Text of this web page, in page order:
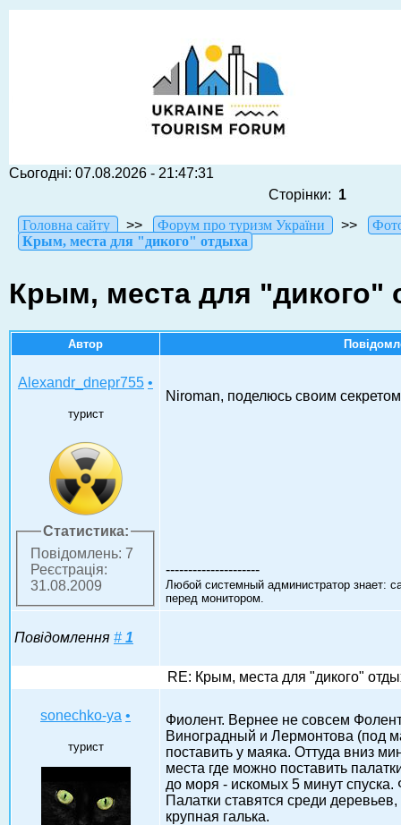
Сьогодні: 07.08.2026 - 21:47:31
Сторінки: 1
Головна сайту
>> Форум про туризм України >>
Крым, места для "дикого" отдыха
Крым, места для "дикого"
Автор
Alexandr_dnepr755 •
турист
Статистика:
Повідомлень: 7
Реєстрація:
31.08.2009
Niroman, поделюсь своим
---------------------
Любой системный администратор знает:
перед монитором.
Повідомлення # 1
RE: Крым, места для "дикого"
sonechko-ya •
турист
Фиолент. Вернее не совсем
Виноградный и Лермонтова (под
поставить у маяка. Оттуда вниз
места где можно поставить
до моря - искомых 5 минут спуска.
Палатки ставятся среди
крупная галька.